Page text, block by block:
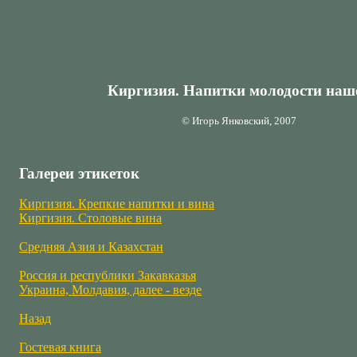
Киргизия. Напитки молодости
© Игорь Янковский, 2007
Галереи этикеток
Киргизия. Крепкие напитки и вина
Киргизия. Столовые вина
Средняя Азия и Казахстан
Россия и республики Закавказья
Украина, Молдавия, далее - везде
Назад
Гостевая книга